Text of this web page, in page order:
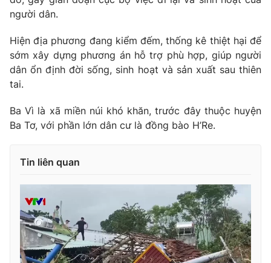
THỜI BÁO VTV
Theo dõi báo trên
Cơ quan báo chí:
Tổng Biên tập:
Vũ Thanh Thủy
Phó Tổng Biên tập:Nguyễn Thị Mỹ Hạnh, Phạm Quốc Thắng,
Nguyễn Trọng Ninh
Tổng đài VTV:024.38 355 931 - 024.38 355 932
người dân.
Hiện địa phương đang kiểm đếm, thống kê thiệt hại để
sớm xây dựng phương án hỗ trợ phù hợp, giúp người
dân ổn định đời sống, sinh hoạt và sản xuất sau thiên
tai.
Ba Vì là xã miền núi khó khăn, trước đây thuộc huyện
Ba Tơ, với phần lớn dân cư là đồng bào H’Re.
Tin liên quan